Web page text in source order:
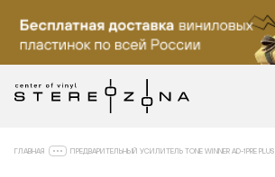
ГЛАВНАЯ ПРЕДВАРИТЕЛЬНЫЙ УСИЛИТЕЛЬ TONE WINNER AD-1PRE PLUS